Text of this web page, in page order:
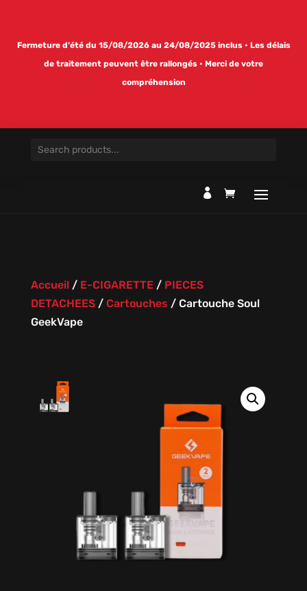
Fermeture d’été du 15/08/2026 au 24/08/2025 inclus • Les délais
de traitement peuvent être rallongés • Merci de votre
compréhension

Accueil/ E-CIGARETTE/ PIECES
DETACHEES/ Cartouches / Cartouche Soul
GeekVape